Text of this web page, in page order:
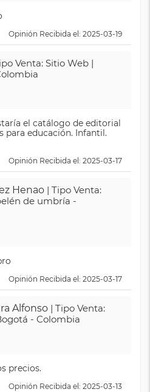
Opinión Recibida el: 2025-03-19
Venta: Sitio Web |
el catálogo de editorial
para educación. Infantil.
Opinión Recibida el: 2025-03-17
Henao | Tipo Venta:
de umbría -
Opinión Recibida el: 2025-03-17
Alfonso | Tipo Venta:
- Colombia
precios.
Opinión Recibida el: 2025-03-13